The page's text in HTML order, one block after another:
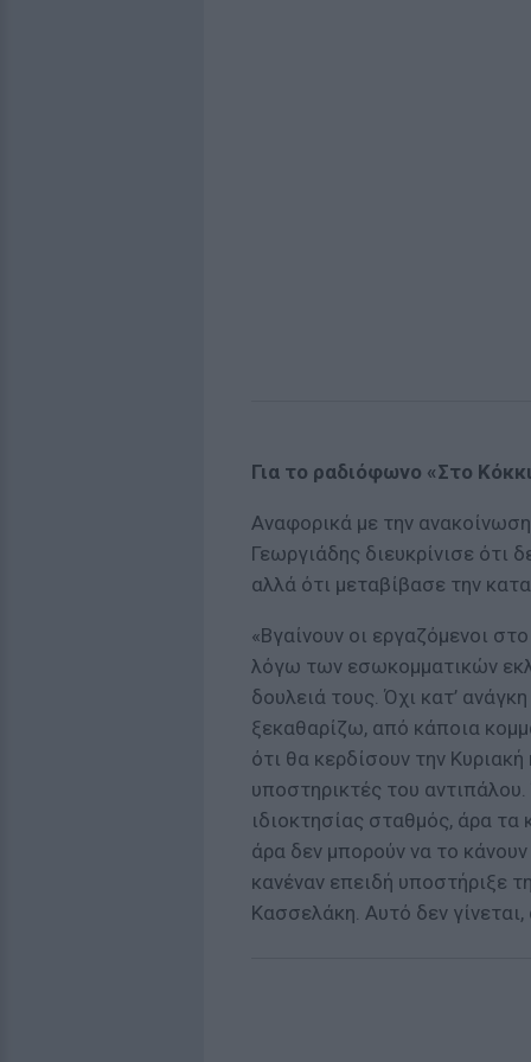
Για το ραδιόφωνο «Στο
Αναφορικά με την
Γεωργιάδης διευκρίνισε ότι
αλλά ότι μεταβίβασε την
«Βγαίνουν οι εργαζόμενοι
λόγω των εσωκομματικών
δουλειά τους. Όχι κατ’
ξεκαθαρίζω, από κάποια
ότι θα κερδίσουν την
υποστηρικτές του
ιδιοκτησίας σταθμός, άρα
άρα δεν μπορούν να το
κανέναν επειδή υποστήριξε
Κασσελάκη. Αυτό δεν γίνεται,